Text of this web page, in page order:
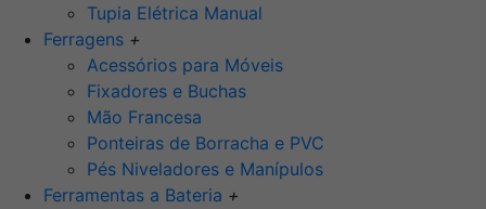
Tupia Elétrica Manual
Ferragens +
Acessórios para Móveis
Fixadores e Buchas
Mão Francesa
Ponteiras de Borracha e PVC
Pés Niveladores e Manípulos
Ferramentas a Bateria +